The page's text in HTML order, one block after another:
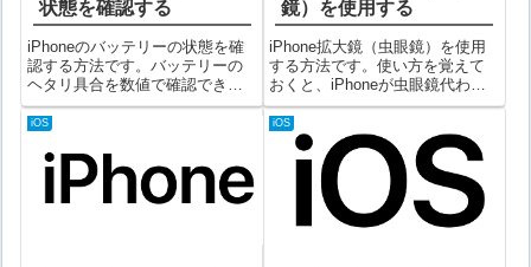
状態を確認する
iPhoneのバッテリーの状態を確
認する方法です。バッテリーの
ヘタリ具合を数値で確認できま
す。手順①設定アイコンをタッ
プする②設定画面内の「バッテ
画面の「バッテリーの状態」を
選択する④バッテリーの状態画
鏡）を使用する
iPhone拡大鏡（虫眼鏡）を使用
する方法です。使い方を覚えて
おくと、iPhoneが虫眼鏡代わり
になって便利です。設定手順拡
大鏡を使用するには、事前に以
下の設定が必要です。①設定ア
イコンをタップする②「アクセ
シビリティ」を選択する③「拡
iOS iOS